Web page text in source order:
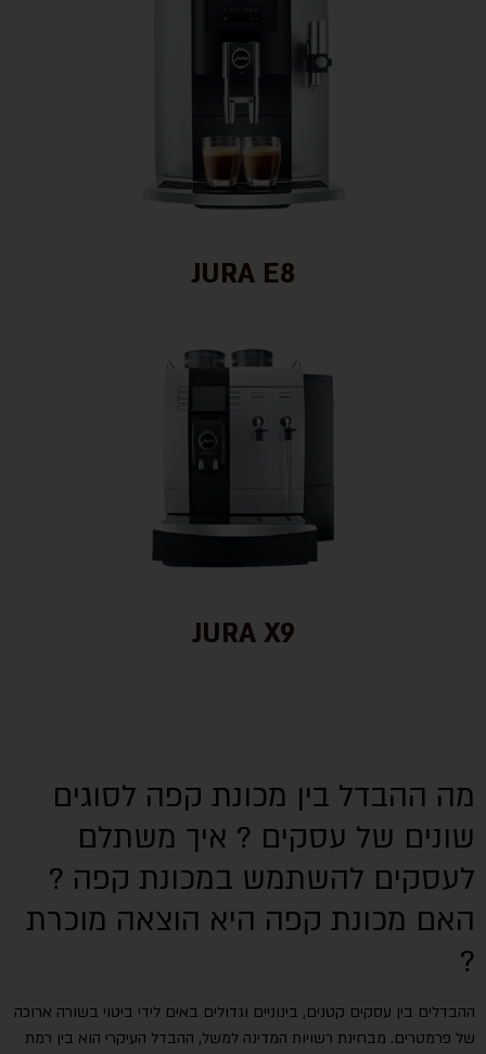
JURA E8
JURA X9
מה ההבדל בין מכונת קפה לסוגים
שונים של עסקים ? איך משתלם
לעסקים להשתמש במכונת קפה ?
האם מכונת קפה היא הוצאה מוכרת
?
ההבדלים בין עסקים קטנים, בינוניים וגדולים באים לידי ביטוי בשורה ארוכה
של פרמטרים. מבחינת רשויות המדינה למשל, ההבדל העיקרי הוא בין רמת